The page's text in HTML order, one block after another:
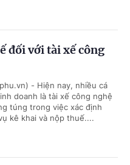
đối với tài xế công
- Hiện nay, nhiều cá
doanh là tài xế công nghệ
túng trong việc xác định
kê khai và nộp thuế....